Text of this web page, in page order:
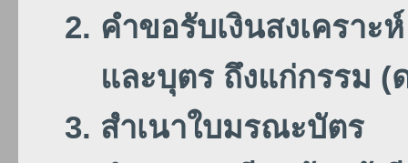
คำขอรับเงินสงเครา
และบุตร ถึงแก่กรรม (
สำเนาใบมรณะบัตร